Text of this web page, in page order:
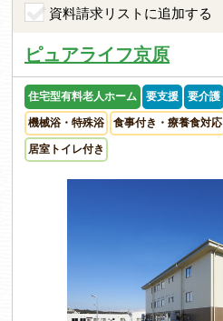
資料請求リストに追加する
ピュアライフ京原
住宅型有料老人ホーム 要支援 要介護
機械浴・特殊浴 食事付き・療養食対応
居室トイレ付き